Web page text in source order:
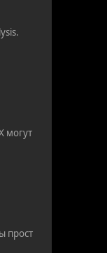
могут
прост